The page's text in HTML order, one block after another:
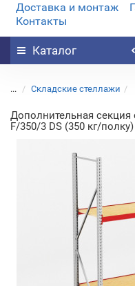
Доставка и монтаж
Контакты
Каталог
... Складские стеллажи
Дополнительная секция
F/350/3 DS (350 кг/полку)